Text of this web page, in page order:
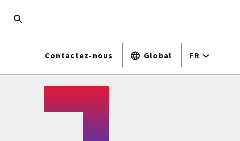
Contactez-nous Global FR